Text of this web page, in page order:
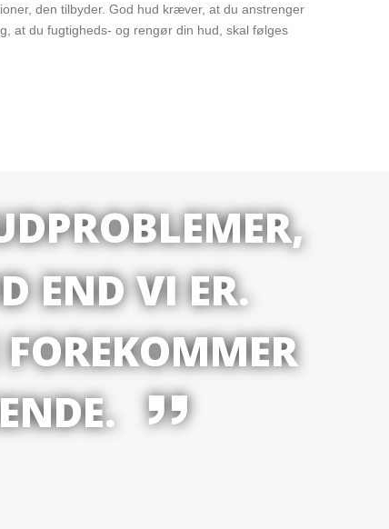
den tilbyder. God hud kræver, at du anstrenger
at du fugtigheds- og rengør din hud, skal følges
END VI ER.